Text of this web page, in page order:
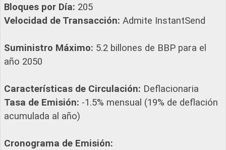
Bloques por Día: 205
Velocidad de Transacción: Admite InstantSend
Suministro Máximo: 5.2 billones de BBP para el
año 2050
Características de Circulación: Deflacionaria
Tasa de Emisión: -1.5% mensual (19% de deflación
acumulada al año)
Cronograma de Emisión: